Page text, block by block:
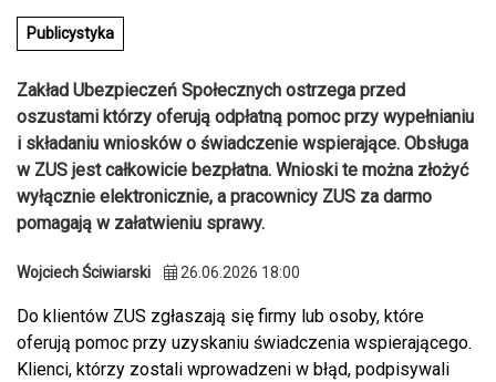
Publicystyka
Zakład Ubezpieczeń Społecznych ostrzega przed
oszustami którzy oferują odpłatną pomoc przy wypełnianiu
i składaniu wniosków o świadczenie wspierające. Obsługa
w ZUS jest całkowicie bezpłatna. Wnioski te można złożyć
wyłącznie elektronicznie, a pracownicy ZUS za darmo
pomagają w załatwieniu sprawy.
Wojciech Ściwiarski 26.06.2026 18:00
Do klientów ZUS zgłaszają się firmy lub osoby, które
oferują pomoc przy uzyskaniu świadczenia wspierającego.
Klienci, którzy zostali wprowadzeni w błąd, podpisywali